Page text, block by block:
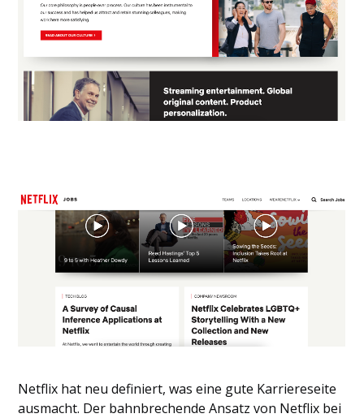
Netflix hat neu definiert, was eine gute Karriereseite
ausmacht. Der bahnbrechende Ansatz von Netflix bei